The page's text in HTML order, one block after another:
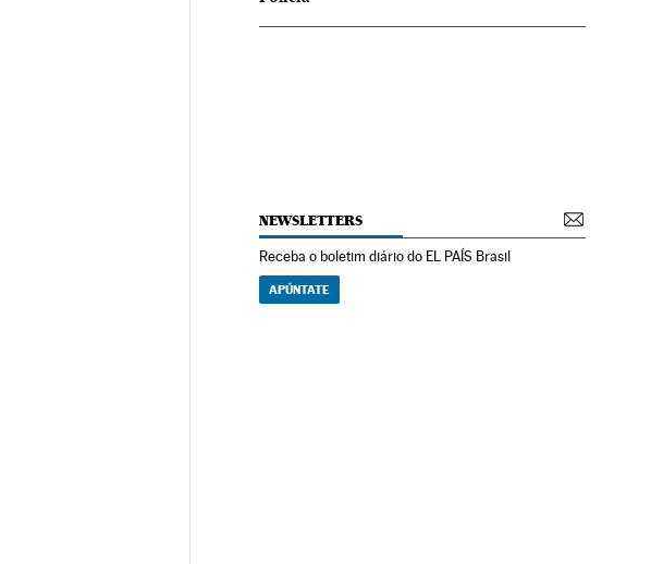
NEWSLETTERS
Receba o boletim diário do EL PAÍS Brasil
APÚNTATE